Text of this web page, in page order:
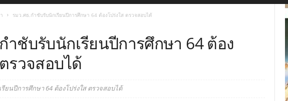
รมว.ศธ.กำชับรับนักเรียนปีการศึกษา 64 ต้องโปร่งใส ตรวจสอบได้
ำชับรับนักเรียนปีการศึกษา 64 ต้อง
รวจสอบได้
ยนปีการศึกษา 64 ต้องโปร่งใส ตรวจสอบได้